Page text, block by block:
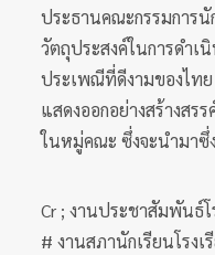
ประธานคณะกรรมการนั
วัตถุประสงค์ในการดำเ
ประเพณีที่ดีงามของไทย
แสดงออกอย่างสร้างสร
ในหมู่คณะ ซึ่งจะนำมาซึ่
Cr ; งานประชาสัมพันธ์โ
# งานสภานักเรียนโรงเ